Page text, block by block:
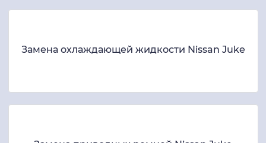
Замена охлаждающей жидкости Nissan Juke